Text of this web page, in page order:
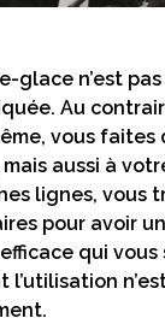
glace n’est
Au
vous faites
mais aussi à
lignes, vous
pour avoir
qui vous